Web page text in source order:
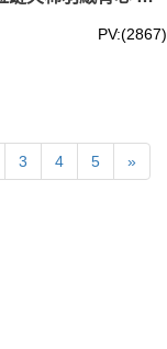
PV:(2867)
3 4 5 »
您選擇，包括金
設計。您可以根